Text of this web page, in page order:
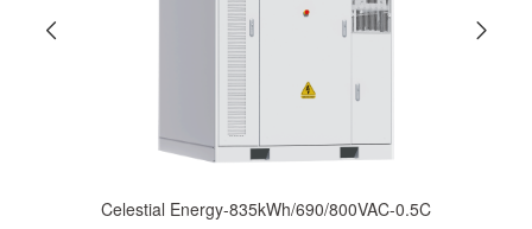
Celestial Energy-835kWh/690/800VAC-0.5C